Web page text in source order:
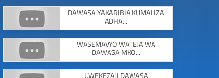
DAWASA YAKARIBIA KUMALIZA
ADHA...
WASEMAVYO WATEJA WA
DAWASA MKO...
UWEKEZAJI DAWASA